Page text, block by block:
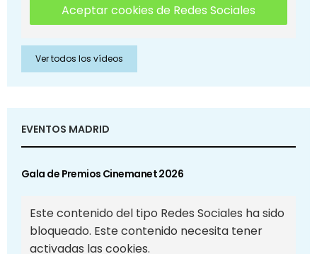
Aceptar cookies de Redes Sociales
Ver todos los vídeos
EVENTOS MADRID
Gala de Premios Cinemanet 2026
Este contenido del tipo Redes Sociales ha sido
bloqueado. Este contenido necesita tener
activadas las cookies.